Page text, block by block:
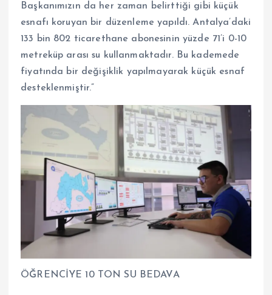
Başkanımızın da her zaman belirttiği gibi küçük
esnafı koruyan bir düzenleme yapıldı. Antalya’daki
133 bin 802 ticarethane abonesinin yüzde 71’i 0-10
metreküp arası su kullanmaktadır. Bu kademede
fiyatında bir değişiklik yapılmayarak küçük esnaf
desteklenmiştir.”
ÖĞRENCİYE 10 TON SU BEDAVA